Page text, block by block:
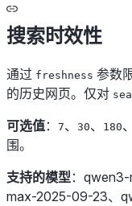
搜索时效性
通过 freshness 参数
的历史网页。仅对
可选值： 7、 30、 180、
围。
支持的模型：
max-2025-09-23、